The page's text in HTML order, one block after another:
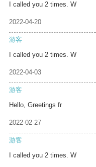
I called you 2 times. W
2022-04-20
游客
I called you 2 times. W
2022-04-03
游客
Hello, Greetings fr
2022-02-27
游客
I called you 2 times. W